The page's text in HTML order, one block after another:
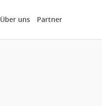
Über uns Partner